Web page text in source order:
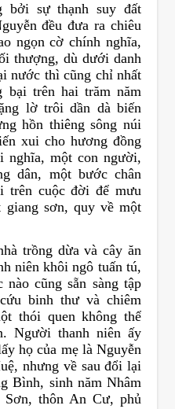
bởi sự thạnh suy đất
đều đưa ra chiêu
ngọn cờ chính nghĩa,
thượng, dù dưới danh
nước thì cũng chỉ nhất
bại trên hai trăm năm
lờ trôi dần dà biến
hồn thiêng sông núi
xui cho hương đồng
nghĩa, một con người,
dân, một bước chân
trên cuộc đời để mưu
giang sơn, quy về một
trồng dừa và cây ăn
niên khôi ngô tuấn tú,
cũng sẵn sàng tập
binh thư và chiêm
thói quen không thể
Người thanh niên ấy
họ của mẹ là Nguyễn
nhưng về sau đổi lại
Bình, sinh năm Nhâm
thôn An Cư, phủ